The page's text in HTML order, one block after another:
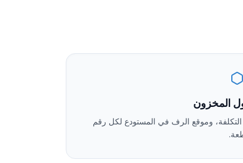
المخزون
وموقع الرف في المستودع لكل رقم